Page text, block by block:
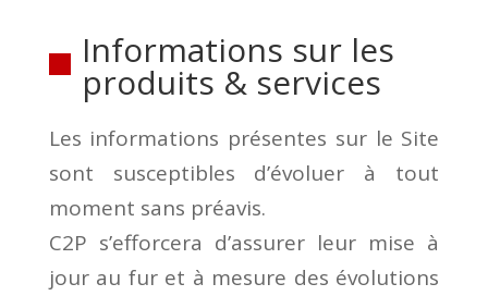
Informations sur les
produits & services
Les informations présentes sur le Site
sont susceptibles d’évoluer à tout
moment sans préavis.
C2P s’efforcera d’assurer leur mise à
jour au fur et à mesure des évolutions